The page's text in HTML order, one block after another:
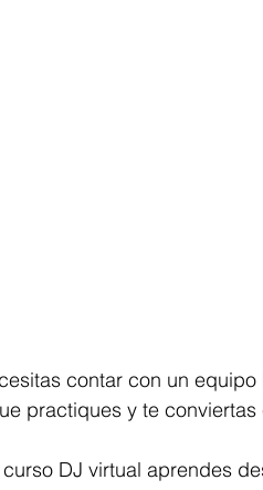
contar con un
practiques y te
DJ virtual aprendes